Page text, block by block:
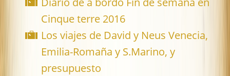
Cinque terre 2016
Los viajes de David y Neus Venecia,
Emilia-Romaña y S.Marino, y
presupuesto